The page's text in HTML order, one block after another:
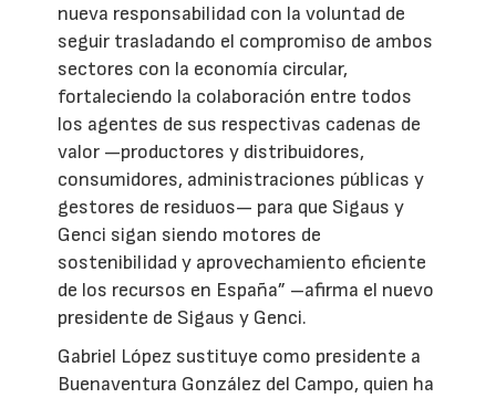
nueva responsabilidad con la voluntad de
seguir trasladando el compromiso de ambos
sectores con la economía circular,
fortaleciendo la colaboración entre todos
los agentes de sus respectivas cadenas de
valor —productores y distribuidores,
consumidores, administraciones públicas y
gestores de residuos— para que Sigaus y
Genci sigan siendo motores de
sostenibilidad y aprovechamiento eficiente
de los recursos en España” –afirma el nuevo
presidente de Sigaus y Genci.
Gabriel López sustituye como presidente a
Buenaventura González del Campo, quien ha